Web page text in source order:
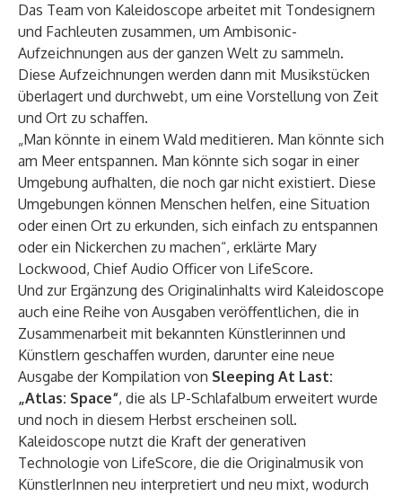
Das Team von Kaleidoscope arbeitet mit Tondesignern
und Fachleuten zusammen, um Ambisonic-
Aufzeichnungen aus der ganzen Welt zu sammeln.
Diese Aufzeichnungen werden dann mit Musikstücken
überlagert und durchwebt, um eine Vorstellung von Zeit
und Ort zu schaffen.
„Man könnte in einem Wald meditieren. Man könnte sich
am Meer entspannen. Man könnte sich sogar in einer
Umgebung aufhalten, die noch gar nicht existiert. Diese
Umgebungen können Menschen helfen, eine Situation
oder einen Ort zu erkunden, sich einfach zu entspannen
oder ein Nickerchen zu machen“, erklärte Mary
Lockwood, Chief Audio Officer von LifeScore.
Und zur Ergänzung des Originalinhalts wird Kaleidoscope
auch eine Reihe von Ausgaben veröffentlichen, die in
Zusammenarbeit mit bekannten Künstlerinnen und
Künstlern geschaffen wurden, darunter eine neue
Ausgabe der Kompilation von Sleeping At Last:
„Atlas: Space“, die als LP-Schlafalbum erweitert wurde
und noch in diesem Herbst erscheinen soll.
Kaleidoscope nutzt die Kraft der generativen
Technologie von LifeScore, die die Originalmusik von
KünstlerInnen neu interpretiert und neu mixt, wodurch